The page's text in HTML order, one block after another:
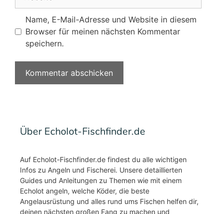
Name, E-Mail-Adresse und Website in diesem
Browser für meinen nächsten Kommentar
speichern.
Über Echolot-Fischfinder.de
Auf Echolot-Fischfinder.de findest du alle wichtigen
Infos zu Angeln und Fischerei. Unsere detaillierten
Guides und Anleitungen zu Themen wie mit einem
Echolot angeln, welche Köder, die beste
Angelausrüstung und alles rund ums Fischen helfen dir,
deinen nächsten großen Fang zu machen und